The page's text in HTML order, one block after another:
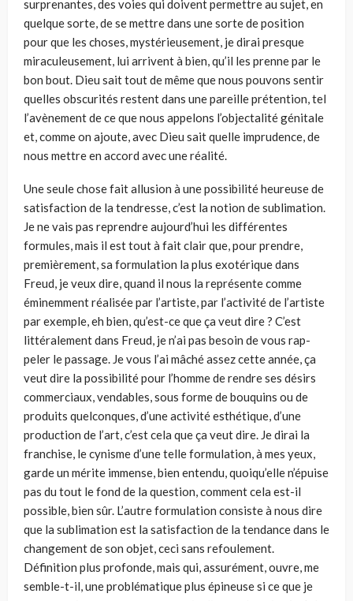
surprenantes, des voies qui doivent permettre au sujet, en
quelque sorte, de se mettre dans une sorte de position
pour que les choses, mystérieusement, je dirai presque
miraculeusement, lui arri­vent à bien, qu’il les prenne par le
bon bout. Dieu sait tout de même que nous pouvons sentir
quelles obscurités restent dans une pareille préten­tion, tel
l’avènement de ce que nous appelons l’objectalité génitale
et, comme on ajoute, avec Dieu sait quelle imprudence, de
nous mettre en accord avec une réalité.
Une seule chose fait allusion à une possibilité heureuse de
satisfaction de la tendresse, c’est la notion de sublimation.
Je ne vais pas reprendre aujourd’hui les différentes
formules, mais il est tout à fait clair que, pour prendre,
premièrement, sa formulation la plus exotérique dans
Freud, je veux dire, quand il nous la représente comme
éminemment réalisée par l’artiste, par l’activité de l’artiste
par exemple, eh bien, qu’est-ce que ça veut dire ? C’est
littéralement dans Freud, je n’ai pas besoin de vous rap­
peler le passage. Je vous l’ai mâché assez cette année, ça
veut dire la pos­sibilité pour l’homme de rendre ses désirs
commerciaux, vendables, sous forme de bouquins ou de
produits quelconques, d’une activité esthé­tique, d’une
production de l’art, c’est cela que ça veut dire. Je dirai la
fran­chise, le cynisme d’une telle formulation, à mes yeux,
garde un mérite immense, bien entendu, quoiqu’elle n’épuise
pas du tout le fond de la question, comment cela est-il
possible, bien sûr. L’autre formulation consiste à nous dire
que la sublimation est la satisfaction de la tendance dans le
changement de son objet, ceci sans refoulement.
Définition plus profonde, mais qui, assurément, ouvre, me
semble-t-il, une probléma­tique plus épineuse si ce que je